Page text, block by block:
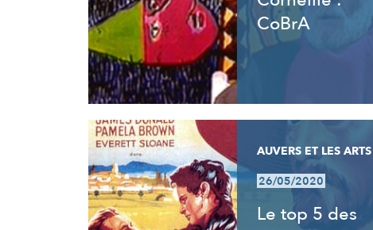
CoBrA
AUVERS ET LES ARTS
26/05/2020
Le top 5 des